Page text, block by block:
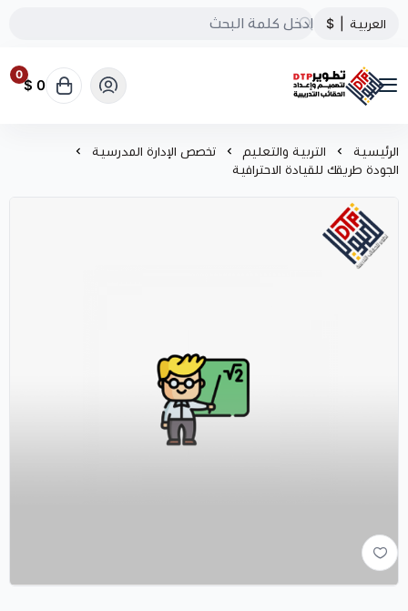
العربية $
تطوير الحقائب التدريبية
0
0 $
الرئيسية التربية والتعليم
تخصص الإدارة المدرسية
الجودة طريقك للقيادة الاحترافية